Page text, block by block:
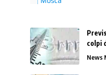
colpi
News